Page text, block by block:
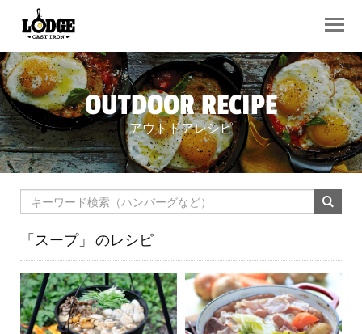
OUTDOOR RECIPE
アウトドアレシピ
「スープ」 のレシピ